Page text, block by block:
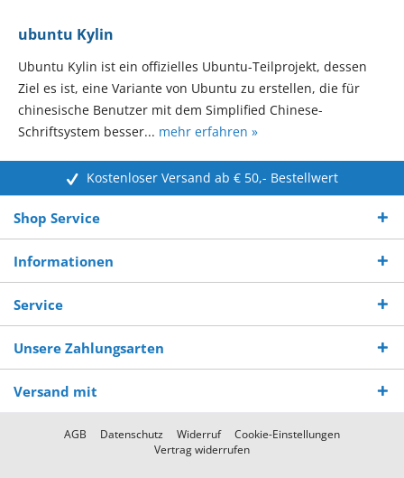
ubuntu Kylin
Ubuntu Kylin ist ein offizielles Ubuntu-Teilprojekt, dessen
Ziel es ist, eine Variante von Ubuntu zu erstellen, die für
chinesische Benutzer mit dem Simplified Chinese-
Schriftsystem besser... mehr erfahren »
Kostenloser Versand ab € 50,- Bestellwert
Shop Service
Informationen
Service
Unsere Zahlungsarten
Versand mit
AGB Datenschutz Widerruf
Cookie-Einstellungen
Vertrag widerrufen